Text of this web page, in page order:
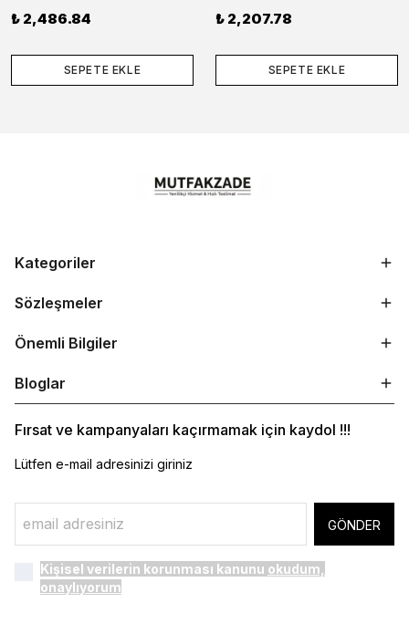
₺ 2,486.84
SEPETE EKLE
₺ 2,207.78
SEPETE EKLE
Kategoriler
Sözleşmeler
Önemli Bilgiler
Bloglar
Fırsat ve kampanyaları kaçırmamak için kaydol !!!
Lütfen e-mail adresinizi giriniz
GÖNDER
Kişisel verilerin korunması kanunu okudum,
onaylıyorum